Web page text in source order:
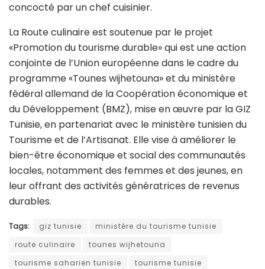
concocté par un chef cuisinier.
La Route culinaire est soutenue par le projet
«Promotion du tourisme durable» qui est une action
conjointe de l’Union européenne dans le cadre du
programme «Tounes wijhetouna» et du ministère
fédéral allemand de la Coopération économique et
du Développement (BMZ), mise en œuvre par la GIZ
Tunisie, en partenariat avec le ministère tunisien du
Tourisme et de l’Artisanat. Elle vise à améliorer le
bien-être économique et social des communautés
locales, notamment des femmes et des jeunes, en
leur offrant des activités génératrices de revenus
durables.
Tags: giz tunisie
ministère du tourisme tunisie
route culinaire
tounes wijhetouna
tourisme saharien tunisie
tourisme tunisie